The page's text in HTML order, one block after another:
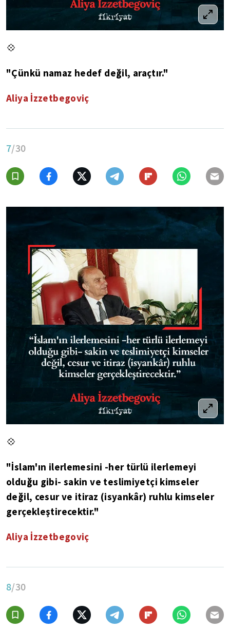
💠
"Çünkü namaz hedef değil, araçtır."
Aliya İzzetbegoviç
7/30
💠
"İslam'ın ilerlemesini -her türlü ilerlemeyi
olduğu gibi- sakin ve teslimiyetçi kimseler
değil, cesur ve itiraz (isyankâr) ruhlu kimseler
gerçekleştirecektir."
Aliya İzzetbegoviç
8/30